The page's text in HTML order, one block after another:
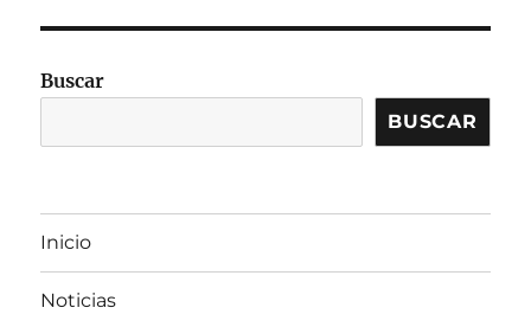
Buscar
BUSCAR
Inicio
Noticias